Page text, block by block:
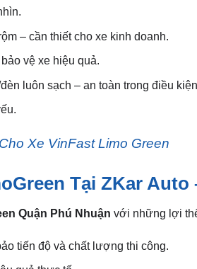
– cần thiết cho xe kinh doanh.
vệ xe hiệu quả.
luôn sạch – an toàn trong điều
Xe VinFast Limo Green
Tại ZKar Auto
Quận Phú Nhuận với những lợi
tiến độ và chất lượng thi công.